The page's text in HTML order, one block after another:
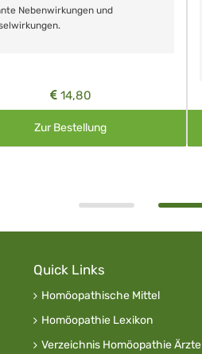
Nebenwirkungen und
14,80
Zur Bestellung
Quick Links
Homöopathische Mittel
Homöopathie Lexikon
Verzeichnis Homöopathie Ärzte